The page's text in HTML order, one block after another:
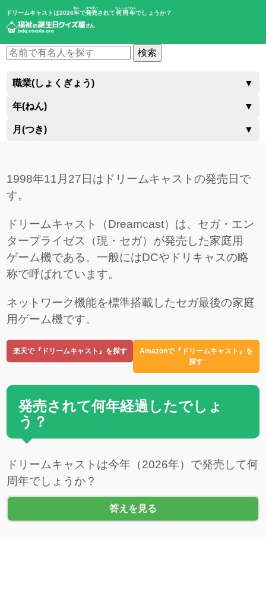
ドリームキャストは2026年
ねん
で発売
はつばい
されて何周年
なんしゅうねん
でしょうか？
検索
職業(しょくぎょう) ▼
年(ねん) ▼
月(つき) ▼
1998年11月27日はドリームキャストの発売日で
す。
ドリームキャスト（Dreamcast）は、セガ・エン
タープライゼス（現・セガ）が発売した家庭用
ゲーム機である。一般にはDCやドリキャスの略
称で呼ばれています。
ネットワーク機能を標準搭載したセガ最後の家庭
用ゲーム機です。
楽天で『ドリームキャスト』を探す
Amazonで『ドリームキャスト』を
探す
発売されて何年経過したでしょ
う？
ドリームキャストは今年（2026年）で発売して何
周年でしょうか？
答えを見る